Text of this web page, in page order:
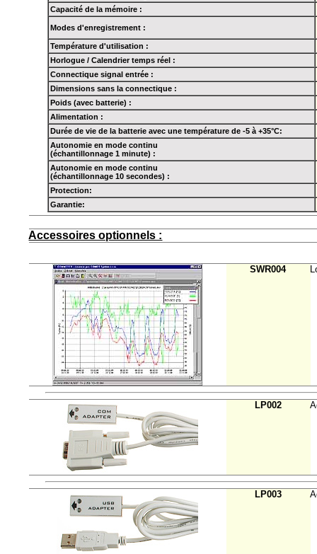
Capacité de la mémoire :
Modes d'enregistrement :
Température d'utilisation :
Horlogue / Calendrier temps réel :
Connectique signal entrée :
Dimensions sans la connectique :
Poids (avec batterie) :
Alimentation :
Durée de vie de la batterie avec une température de -5 à +35°C:
Autonomie en mode continu
(échantillonnage 1 minute) :
Autonomie en mode continu
(échantillonnage 10 secondes) :
Protection:
Garantie:
Accessoires optionnels :
SWR004
LP002
LP003